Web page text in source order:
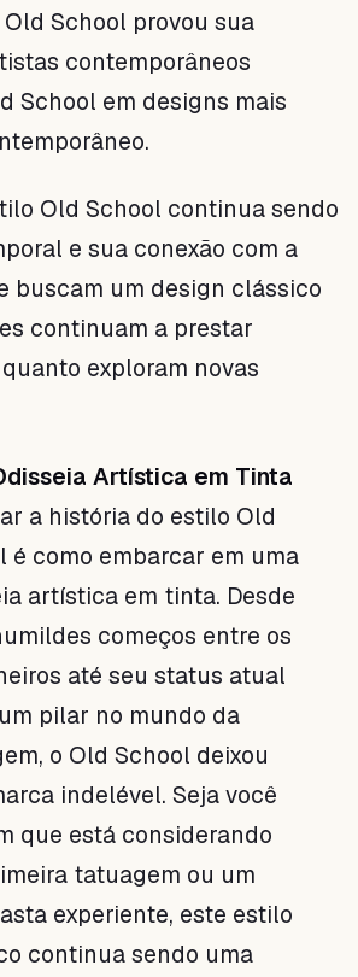
School provou sua
contemporâneos
School em designs mais
Old School continua sendo
e sua conexão com a
buscam um design clássico
continuam a prestar
exploram novas
Artística em Tinta
a história do estilo Old
é como embarcar em uma
artística em tinta. Desde
começos entre os
até seu status atual
pilar no mundo da
o Old School deixou
indelével. Seja você
que está considerando
tatuagem ou um
experiente, este estilo
continua sendo uma